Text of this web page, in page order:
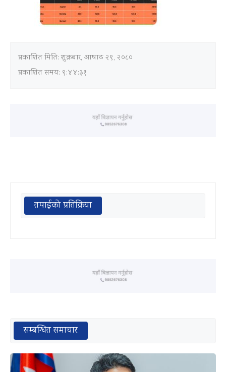
प्रकाशित मिति:शुक्रबार, आषाढ २९, २०८०
प्रकाशित समय: ९:४४:३१
तपाईको प्रतिक्रिया
सम्बन्धित समाचार